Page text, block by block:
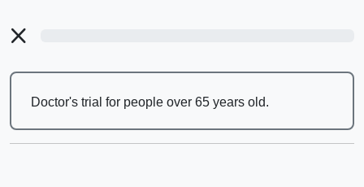
Doctor's trial for people over 65 years old.